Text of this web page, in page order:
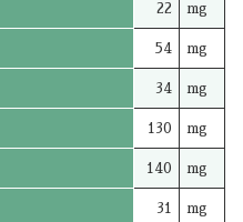
22 mg
54 mg
34 mg
130 mg
140 mg
31 mg